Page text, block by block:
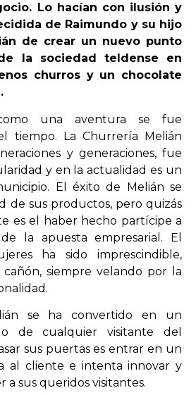
Lo hacían con ilusión y
de Raimundo y su hijo
de crear un nuevo punto
la sociedad teldense en
churros y un chocolate
una aventura se fue
tiempo. La Churrería Melián
y generaciones, fue
y en la actualidad es un
El éxito de Melián se
de sus productos, pero quizás
es el haber hecho partícipe a
la apuesta empresarial. El
ha sido imprescindible,
siempre velando por la
se ha convertido en un
de cualquier visitante del
sus puertas es entrar en un
al cliente e intenta innovar y
a sus queridos visitantes.